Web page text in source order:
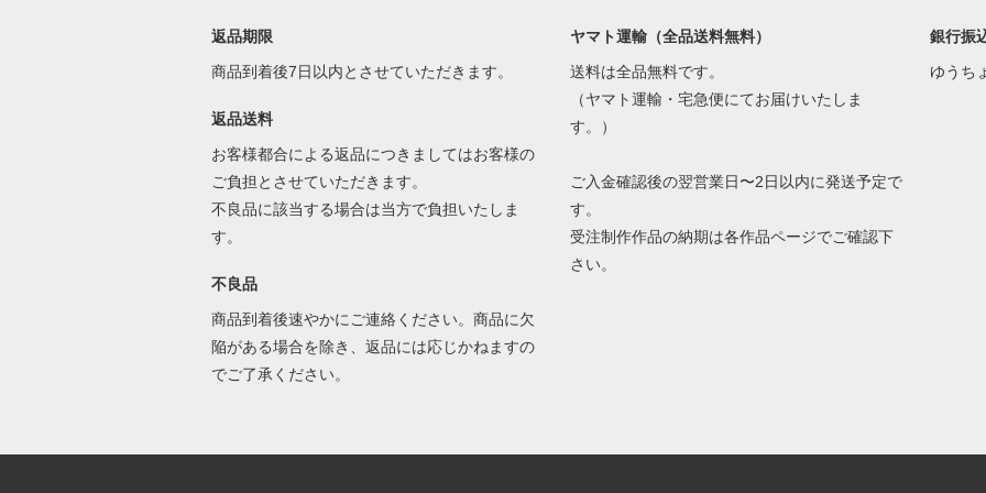
返品期限
商品到着後7日以内とさせていただきます。
返品送料
お客様都合による返品につきましてはお客様の
ご負担とさせていただきます。
不良品に該当する場合は当方で負担いたしま
す。
不良品
商品到着後速やかにご連絡ください。商品に欠
陥がある場合を除き、返品には応じかねますの
でご了承ください。
ヤマト運輸（全品送料無料）
送料は全品無料です。
（ヤマト運輸・宅急便にてお届けいたしま
す。）
ご入金確認後の翌営業日〜2日以内に発送予定で
す。
受注制作作品の納期は各作品ページでご確認下
さい。
銀行振
ゆうち